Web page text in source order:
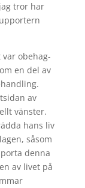
tror har
obehag-
en del av
av
vänster.
hans liv
såsom
denna
av livet på